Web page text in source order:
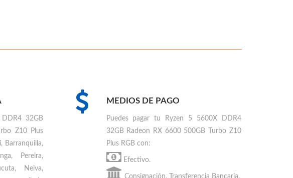
32GB
Z10 Plus
Barranquilla,
Pereira,
Neiva,
MEDIOS DE PAGO
Puedes pagar tu Ryzen 5 5600X DDR4
32GB Radeon RX 6600 500GB Turbo Z10
Plus RGB con:
Efectivo.
Consignación, Transferencia Bancaria.